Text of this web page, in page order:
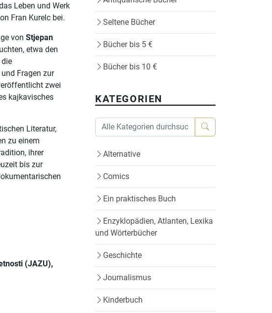
Leben und Werk
Fran Kurelc bei.
vonStjepan
etwa den
die
Fragen zur
zwei
kajkavisches
Literatur,
zu einem
ihrer
bis zur
(JAZU),
Seltene Bücher
Bücher bis 5 €
Bücher bis 10 €
KATEGORIEN
Alternative
Comics
Ein praktisches Buch
Enzyklopädien, Atlanten, Lexika
und Wörterbücher
Geschichte
Journalismus
Kinderbuch